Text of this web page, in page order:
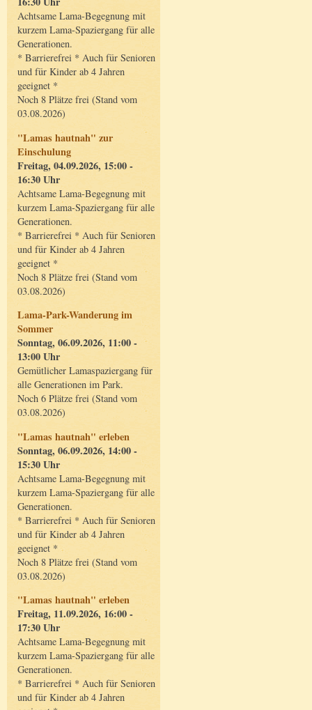
Achtsame Lama-Begegnung mit
kurzem Lama-Spaziergang für alle
Generationen.
* Barrierefrei * Auch für Senioren
und für Kinder ab 4 Jahren
geeignet *
Noch 8 Plätze frei (Stand vom
03.08.2026)
"Lamas hautnah" zur
Einschulung
Freitag, 04.09.2026, 15:00 -
16:30 Uhr
Achtsame Lama-Begegnung mit
kurzem Lama-Spaziergang für alle
Generationen.
* Barrierefrei * Auch für Senioren
und für Kinder ab 4 Jahren
geeignet *
Noch 8 Plätze frei (Stand vom
03.08.2026)
Lama-Park-Wanderung im
Sommer
Sonntag, 06.09.2026, 11:00 -
13:00 Uhr
Gemütlicher Lamaspaziergang für
alle Generationen im Park.
Noch 6 Plätze frei (Stand vom
03.08.2026)
"Lamas hautnah" erleben
Sonntag, 06.09.2026, 14:00 -
15:30 Uhr
Achtsame Lama-Begegnung mit
kurzem Lama-Spaziergang für alle
Generationen.
* Barrierefrei * Auch für Senioren
und für Kinder ab 4 Jahren
geeignet *
Noch 8 Plätze frei (Stand vom
03.08.2026)
"Lamas hautnah" erleben
Freitag, 11.09.2026, 16:00 -
17:30 Uhr
Achtsame Lama-Begegnung mit
kurzem Lama-Spaziergang für alle
Generationen.
* Barrierefrei * Auch für Senioren
und für Kinder ab 4 Jahren